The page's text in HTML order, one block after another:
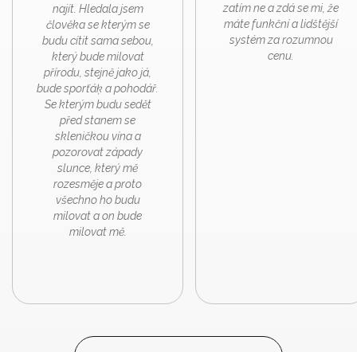
najít. Hledala jsem
člověka se kterým se
budu cítit sama sebou,
který bude milovat
přírodu, stejně jako já,
bude sporťáķ a pohodář.
Se kterým budu sedět
před stanem se
skleničkou vína a
pozorovat západy
slunce, který mě
rozesměje a proto
všechno ho budu
milovat a on bude
milovat mě.
zatím ne a zdá se mi, že
máte funkční a lidštější
systém za rozumnou
cenu.